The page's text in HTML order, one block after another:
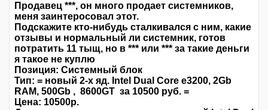
Продавец ***, он много продает системников,
меня заинтеросовал этот.
Подскажите кто-нибудь сталкивался с ним, какие
отзывы и нормальный ли системник, готов
потратить 11 тыщ, но в *** или *** за такие деньги
я такое не куплю
Позиция: Системный блок
Тип: = новый 2-х яд. Intel Dual Core e3200, 2Gb
RAM, 500Gb , 8600GT за 10500 руб. =
Цена: 10500р.